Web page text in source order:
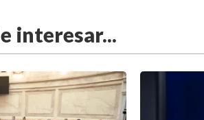
interesar...